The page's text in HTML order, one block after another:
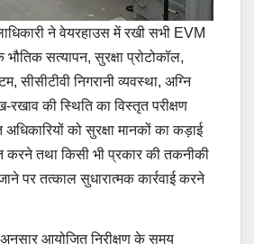
ने वेयरहाउस में रखी सभी EVM
सत्यापन, सुरक्षा प्रोटोकॉल,
सीसीटीवी निगरानी व्यवस्था, अग्नि
रखाव की स्थिति का विस्तृत परीक्षण
को सुरक्षा मानकों का कड़ाई
तथा किसी भी प्रकार की तकनीकी
पर तत्काल सुधारात्मक कार्रवाई करने
अनुसार आयोजित निरीक्षण के समय